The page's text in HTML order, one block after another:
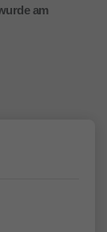
am